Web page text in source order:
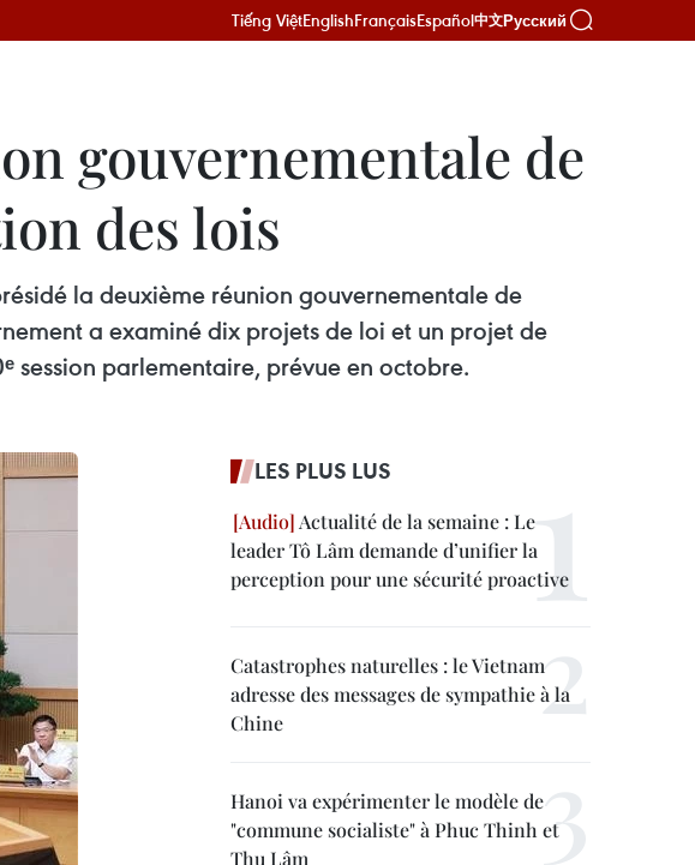
Tiếng ViệtEnglishFrançaisEspañol中文Русский
gouvernementale de
des lois
la deuxième réunion gouvernementale de
a examiné dix projets de loi et un projet de
session parlementaire, prévue en octobre.
LES PLUS LUS
Actualité de la semaine : Le
leader Tô Lâm demande d’unifier la
perception pour une sécurité proactive
Catastrophes naturelles : le Vietnam
adresse des messages de sympathie à la
Chine
Hanoi va expérimenter le modèle de
"commune socialiste" à Phuc Thinh et
Thu Lâm